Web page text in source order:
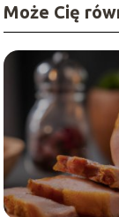
Może Cię